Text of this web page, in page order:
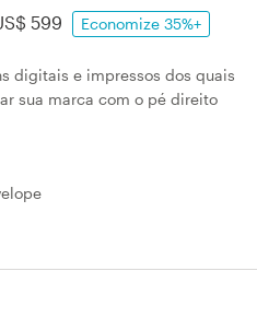
599 Economize 35%+
digitais e impressos dos quais
sua marca com o pé direito